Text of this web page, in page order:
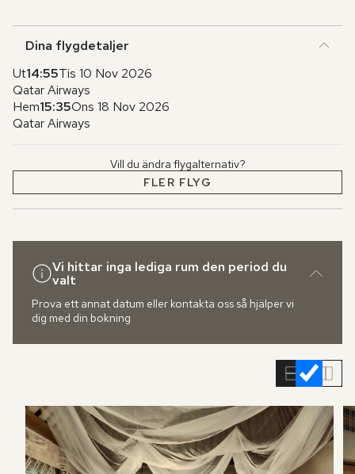
Dina flygdetaljer
Ut14:55Tis 10 Nov 2026
Qatar Airways
Hem15:35Ons 18 Nov 2026
Qatar Airways
Vill du ändra flygalternativ?
FLER FLYG
Vi hittar inga lediga rum den period du
valt
Prova ett annat datum eller kontakta oss så hjälper vi
dig med din bokning
Hoppa